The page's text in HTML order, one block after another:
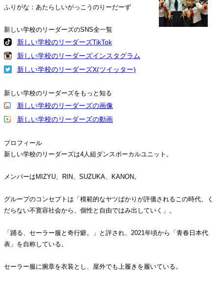
ふりがな：あたらしいがっこうのりーだーず
新しい学校のリーダーズのSNS全一覧
新しい学校のリーダーズTikTok
新しい学校のリーダーズインスタグラム
新しい学校のリーダーズX(ツイッター)
新しい学校のリーダーズをもっと知る
新しい学校のリーダーズの画像
新しい学校のリーダーズの動画
プロフィール
新しい学校のリーダーズは4人組ダンスボーカルユニット。
メンバーはMIZYU、RIN、SUZUKA、KANON。
グループのコンセプトは「模範的なヤツばかりが評価されるこの時代、く
だらない不寛容社会から、個性と自由ではみ出していく」。
「踊る、セーラー服と奇行癖。」と評され、2021年頃から「青春日本代
表」を自称している。
セーラー服に腕章を衣装とし、屋外でも上履きを履いている。